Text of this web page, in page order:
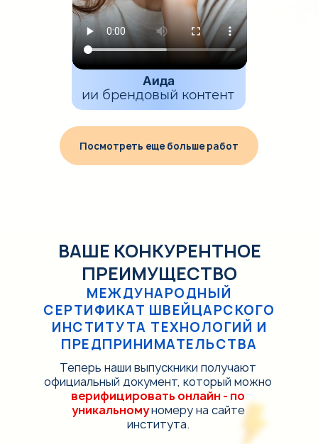
ии брендовый контент
Аида
Посмотреть еще больше работ
МЕЖДУНАРОДНЫЙ
СЕРТИФИКАТ ШВЕЙЦАРСКОГО
ИНСТИТУТА ТЕХНОЛОГИЙ И
ПРЕДПРИНИМАТЕЛЬСТВА
ВАШЕ КОНКУРЕНТНОЕ
ПРЕИМУЩЕСТВО
Теперь наши выпускники получают
официальный документ, который можно
верифицировать онлайн - по
уникальномуномеру на сайте
института.